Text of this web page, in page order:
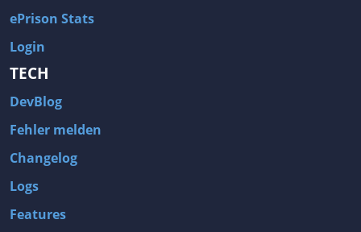
ePrison Stats
Login
TECH
DevBlog
Fehler melden
Changelog
Logs
Features